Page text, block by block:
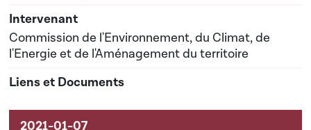
Commission de l'Environnement, du Climat, de
l'Energie et de l'Aménagement du territoire